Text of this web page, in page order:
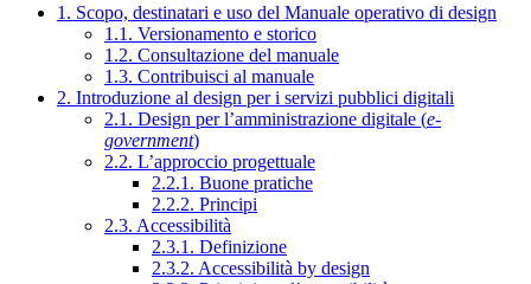
1. Scopo, destinatari e uso del Manuale operativo di design
1.1. Versionamento e storico
1.2. Consultazione del manuale
1.3. Contribuisci al manuale
2. Introduzione al design per i servizi pubblici digitali
2.1. Design per l’amministrazione digitale (e-
government)
2.2. L’approccio progettuale
2.2.1. Buone pratiche
2.2.2. Principi
2.3. Accessibilità
2.3.1. Definizione
2.3.2. Accessibilità by design